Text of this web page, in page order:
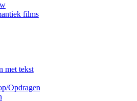
films
met tekst
Opdragen